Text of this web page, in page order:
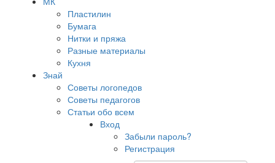
Пластилин
Бумага
Нитки и пряжа
Разные материалы
Кухня
Знай
Советы логопедов
Советы педагогов
Статьи обо всем
Вход
Забыли пароль?
Регистрация